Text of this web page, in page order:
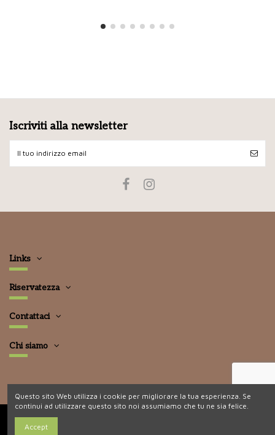
Iscriviti alla newsletter
Links
Riservatezza
Contattaci
Chi siamo
Questo sito Web utilizza i cookie per migliorare la tua esperienza. Se
continui ad utilizzare questo sito noi assumiamo che tu ne sia felice.
Accept